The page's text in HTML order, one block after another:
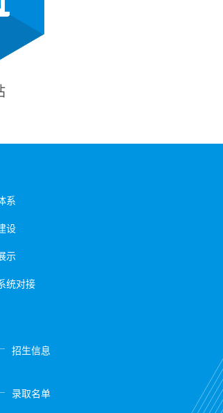
系
设
示
统对接
招生信息
录取名单